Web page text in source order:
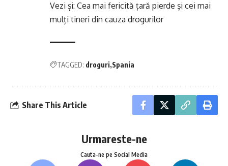
Vezi și: Cea mai fericită țară pierde și cei mai
mulți tineri din cauza drogurilor
TAGGED: droguri Spania
Share This Article
Urmareste-ne
Cauta-ne pe Social Media